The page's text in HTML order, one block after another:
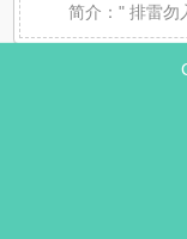
简介：" 排雷勿